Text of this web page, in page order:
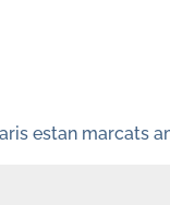
estan marcats